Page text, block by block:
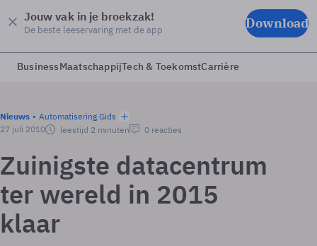
Jouw vak in je broekzak!
De beste leeservaring met de app Download
BusinessMaatschappijTech & ToekomstCarrière
Nieuws
Automatisering Gids
27 juli 2010
leestijd 2 minuten 0 reacties
Zuinigste datacentrum
ter wereld in 2015
klaar